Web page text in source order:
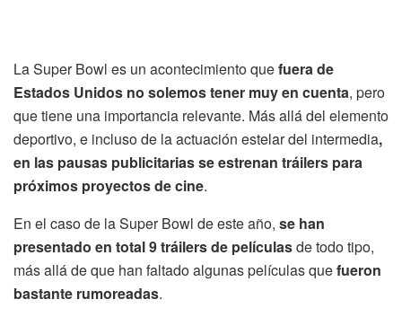
La Super Bowl es un acontecimiento quefuera de
Estados Unidos no solemos tener muy en cuenta, pero
que tiene una importancia relevante. Más allá del elemento
deportivo, e incluso de la actuación estelar del intermedia,
en las pausas publicitarias se estrenan tráilers para
próximos proyectos de cine.
En el caso de la Super Bowl de este año, se han
presentado en total 9 tráilers de películasde todo tipo,
más allá de que han faltado algunas películas quefueron
bastante rumoreadas.